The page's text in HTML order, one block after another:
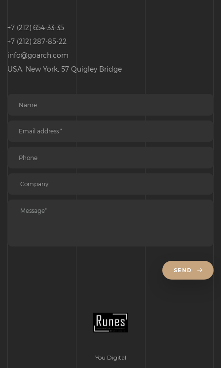
+7 (212) 654-33-35
+7 (212) 287-85-22
info@goarch.com
USA, New York, 57 Quigley Bridge
SEND
You Digital